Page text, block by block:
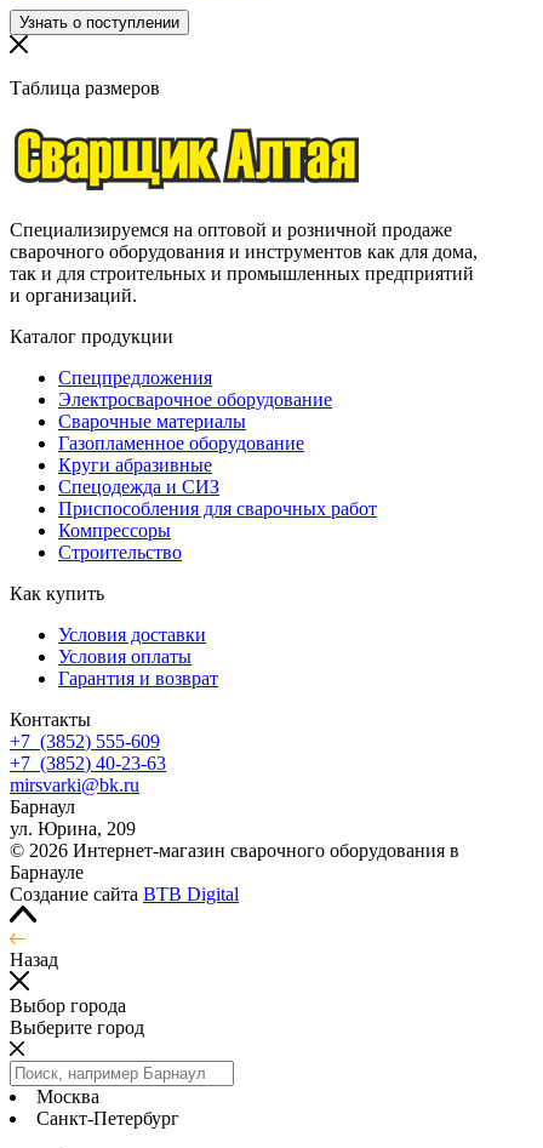
Таблица размеров
Специализируемся на оптовой и розничной продаже
сварочного оборудования и инструментов как для дома,
так и для строительных и промышленных предприятий
и организаций.
Каталог продукции
Спецпредложения
Электросварочное оборудование
Сварочные материалы
Газопламенное оборудование
Круги абразивные
Спецодежда и СИЗ
Приспособления для сварочных работ
Компрессоры
Строительство
Как купить
Условия доставки
Условия оплаты
Гарантия и возврат
Контакты
+7 (3852) 555-609
+7 (3852) 40-23-63
mirsvarki@bk.ru
Барнаул
ул. Юрина, 209
© 2026 Интернет-магазин сварочного оборудования в
Барнауле
Создание сайта BTB Digital
Назад
Выбор города
Выберите город
Москва
Санкт-Петербург